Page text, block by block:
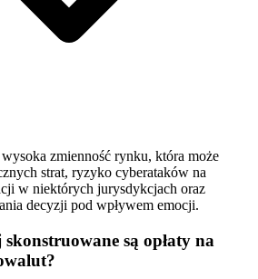
zmienność rynku, która może
strat, ryzyko cyberataków na
w niektórych jurysdykcjach oraz
decyzji pod wpływem emocji.
są opłaty na